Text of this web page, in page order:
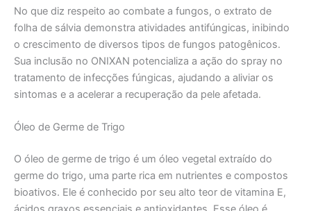
No que diz respeito ao combate a fungos, o extrato de
folha de sálvia demonstra atividades antifúngicas, inibindo
o crescimento de diversos tipos de fungos patogênicos.
Sua inclusão no ONIXAN potencializa a ação do spray no
tratamento de infecções fúngicas, ajudando a aliviar os
sintomas e a acelerar a recuperação da pele afetada.
Óleo de Germe de Trigo
O óleo de germe de trigo é um óleo vegetal extraído do
germe do trigo, uma parte rica em nutrientes e compostos
bioativos. Ele é conhecido por seu alto teor de vitamina E,